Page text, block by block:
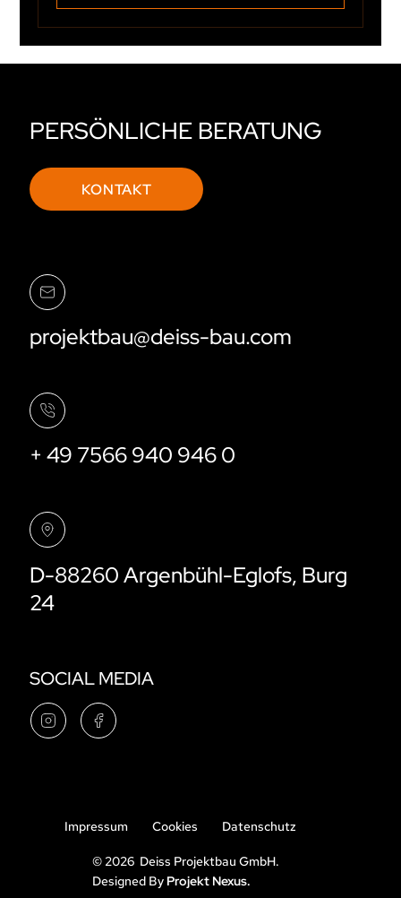
projektbau@deiss-bau.com
+ 49 7566 940 946 0
D-88260 Argenbühl-Eglofs, Burg
24
SOCIAL MEDIA
PERSÖNLICHE BERATUNG
KONTAKT
© 2026 Deiss Projektbau GmbH.
Designed By Projekt Nexus.
Impressum Cookies Datenschutz